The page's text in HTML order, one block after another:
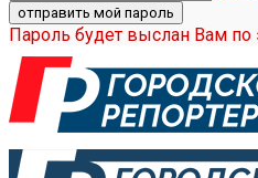
Пароль будет выслан Вам по